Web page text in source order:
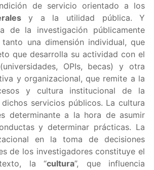
de servicio orientado a los
y a la utilidad pública. Y
de la investigación públicamente
una dimensión individual, que
que desarrolla su actividad con el
OPIs, becas) y otra
y organizacional, que remite a la
y cultura institucional de la
servicios públicos. La cultura
determinante a la hora de asumir
y determinar prácticas. La
en la toma de decisiones
de los investigadores constituye el
la “cultura”, que influencia